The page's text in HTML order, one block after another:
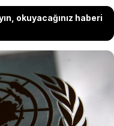
okuyacağınız haberi
sivillere yönelik
taraflara saldırıları
engelsiz erişim